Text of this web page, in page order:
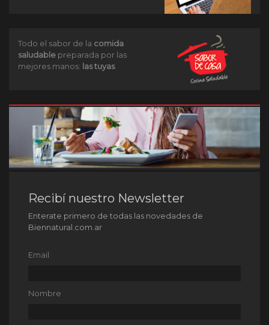
Todo el sabor de la comida
saludable preparada por las
mejores manos: las tuyas.
Recibí nuestro Newsletter
Enterate primero de todas las novedades de
Biennatural.com.ar
Email
Nombre